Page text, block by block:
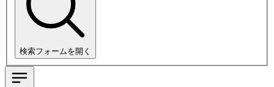
検索フォームを開く